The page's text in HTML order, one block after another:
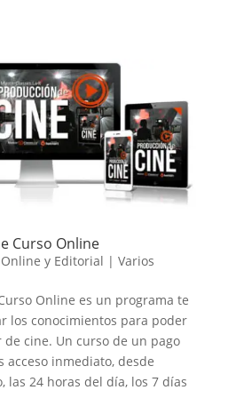
Curso Online
y Editorial | Varios
Online es un programa te
los conocimientos para poder
cine. Un curso de un pago
acceso inmediato, desde
las 24 horas del día, los 7 días